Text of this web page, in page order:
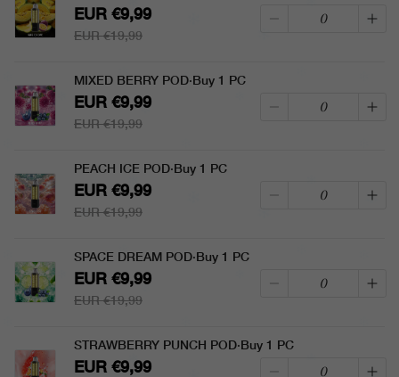
EUR €9,99
EUR €19,99
MIXED BERRY POD·Buy 1 PC
EUR €9,99
EUR €19,99
PEACH ICE POD·Buy 1 PC
EUR €9,99
EUR €19,99
SPACE DREAM POD·Buy 1 PC
EUR €9,99
EUR €19,99
STRAWBERRY PUNCH POD·Buy 1 PC
EUR €9,99